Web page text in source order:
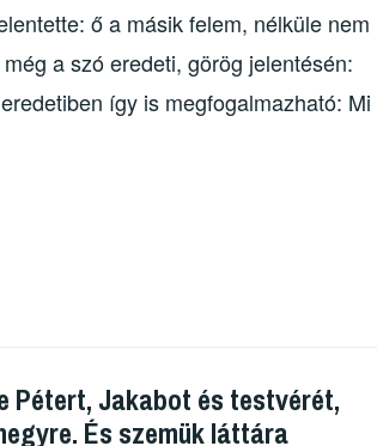
ő a másik felem, nélküle nem
a szó eredeti, görög jelentésén:
így is megfogalmazható: Mi
Pétert, Jakabot és testvérét,
És szemük láttára